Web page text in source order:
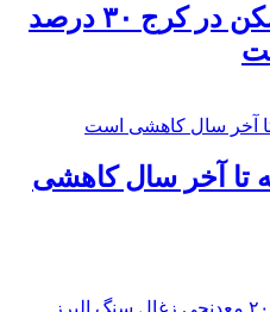
️قیمت مسکن در کرج ۳۰ درصد
تا آخر سال کاهشی